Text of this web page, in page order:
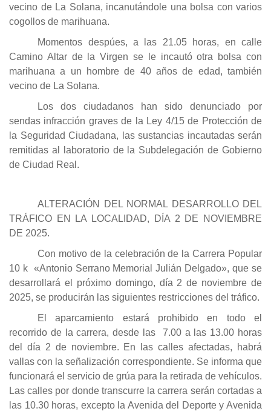
vecino de La Solana, incanutándole una bolsa con varios
cogollos de marihuana.
Momentos despúes, a las 21.05 horas, en calle
Camino Altar de la Virgen se le incautó otra bolsa con
marihuana a un hombre de 40 años de edad, también
vecino de La Solana.
Los dos ciudadanos han sido denunciado por
sendas infracción graves de la Ley 4/15 de Protección de
la Seguridad Ciudadana, las sustancias incautadas serán
remitidas al laboratorio de la Subdelegación de Gobierno
de Ciudad Real.
ALTERACIÓN DEL NORMAL DESARROLLO DEL
TRÁFICO EN LA LOCALIDAD, DÍA 2 DE NOVIEMBRE
DE 2025.
Con motivo de la celebración de la Carrera Popular
10 k «Antonio Serrano Memorial Julián Delgado», que se
desarrollará el próximo domingo, día 2 de noviembre de
2025, se producirán las siguientes restricciones del tráfico.
El aparcamiento estará prohibido en todo el
recorrido de la carrera, desde las 7.00 a las 13.00 horas
del día 2 de noviembre. En las calles afectadas, habrá
vallas con la señalización correspondiente. Se informa que
funcionará el servicio de grúa para la retirada de vehículos.
Las calles por donde transcurre la carrera serán cortadas a
las 10.30 horas, excepto la Avenida del Deporte y Avenida